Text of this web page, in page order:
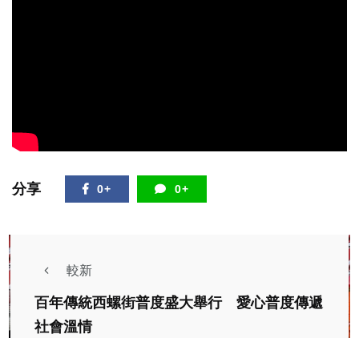
分享 0+ 0+
較新
百年傳統西螺街普度盛大舉行 愛心普度傳遞
社會溫情